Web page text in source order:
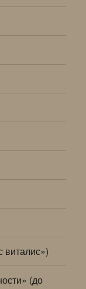
виталис»)
(до